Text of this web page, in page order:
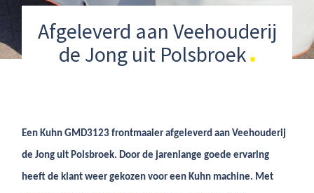
Afgeleverd aan Veehouderij
de Jong uit Polsbroek
Een Kuhn GMD3123 frontmaaier afgeleverd aan Veehouderij
de Jong uit Polsbroek. Door de jarenlange goede ervaring
heeft de klant weer gekozen voor een Kuhn machine. Met